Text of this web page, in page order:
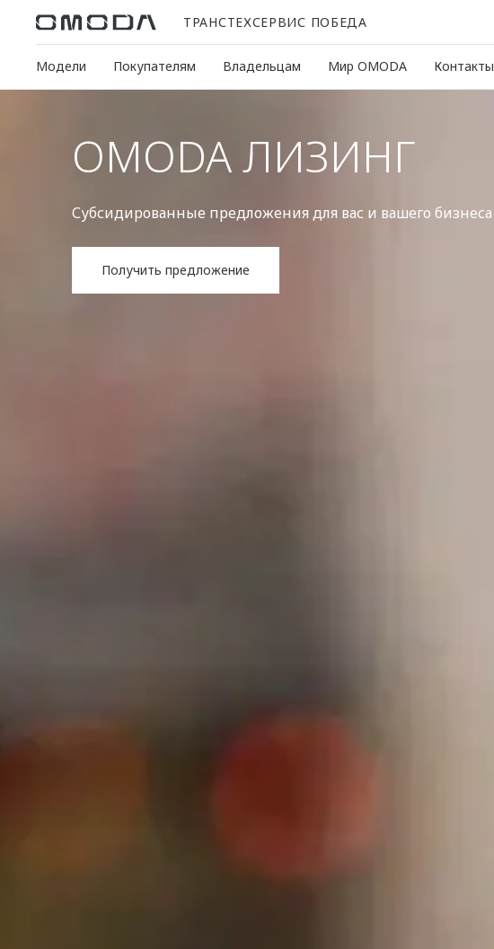
ТРАНСТЕХСЕРВИС ПОБЕДА
Модели Покупателям Владельцам Мир OMODA Контакты
OMODA ЛИЗИНГ
Субсидированные предложения для вас и вашего бизнеса
Получить предложение